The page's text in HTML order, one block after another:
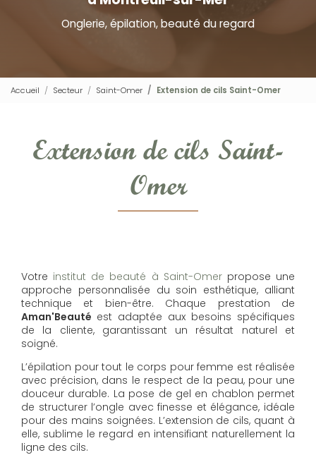
Onglerie, épilation, beauté du regard
Accueil Secteur Saint-Omer Extension de cils Saint-Omer
Extension de cils Saint-
Omer
Votre institut de beauté à Saint-Omer propose une
approche personnalisée du soin esthétique, alliant
technique et bien-être. Chaque prestation de
Aman'Beauté est adaptée aux besoins spécifiques
de la cliente, garantissant un résultat naturel et
soigné.
L’épilation pour tout le corps pour femme est réalisée
avec précision, dans le respect de la peau, pour une
douceur durable. La pose de gel en chablon permet
de structurer l’ongle avec finesse et élégance, idéale
pour des mains soignées. L’extension de cils, quant à
elle, sublime le regard en intensifiant naturellement la
ligne des cils.